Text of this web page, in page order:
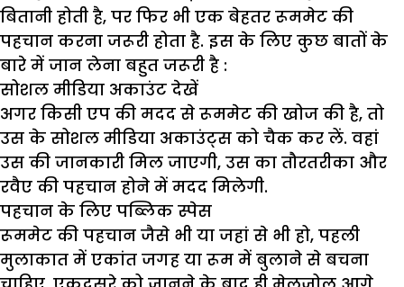
बितानी होती है, पर फिर भी एक बेहतर रूममेट की
पहचान करना जरूरी होता है. इस के लिए कुछ बातों के
बारे में जान लेना बहुत जरूरी है :
सोशल मीडिया अकाउंट देखें
अगर किसी एप की मदद से रूममेट की खोज की है, तो
उस के सोशल मीडिया अकाउंट्स को चैक कर लें. वहां
उस की जानकारी मिल जाएगी, उस का तौरतरीका और
रवैए की पहचान होने में मदद मिलेगी.
पहचान के लिए पब्लिक स्पेस
रूममेट की पहचान जैसे भी या जहां से भी हो, पहली
मुलाकात में एकांत जगह या रूम में बुलाने से बचना